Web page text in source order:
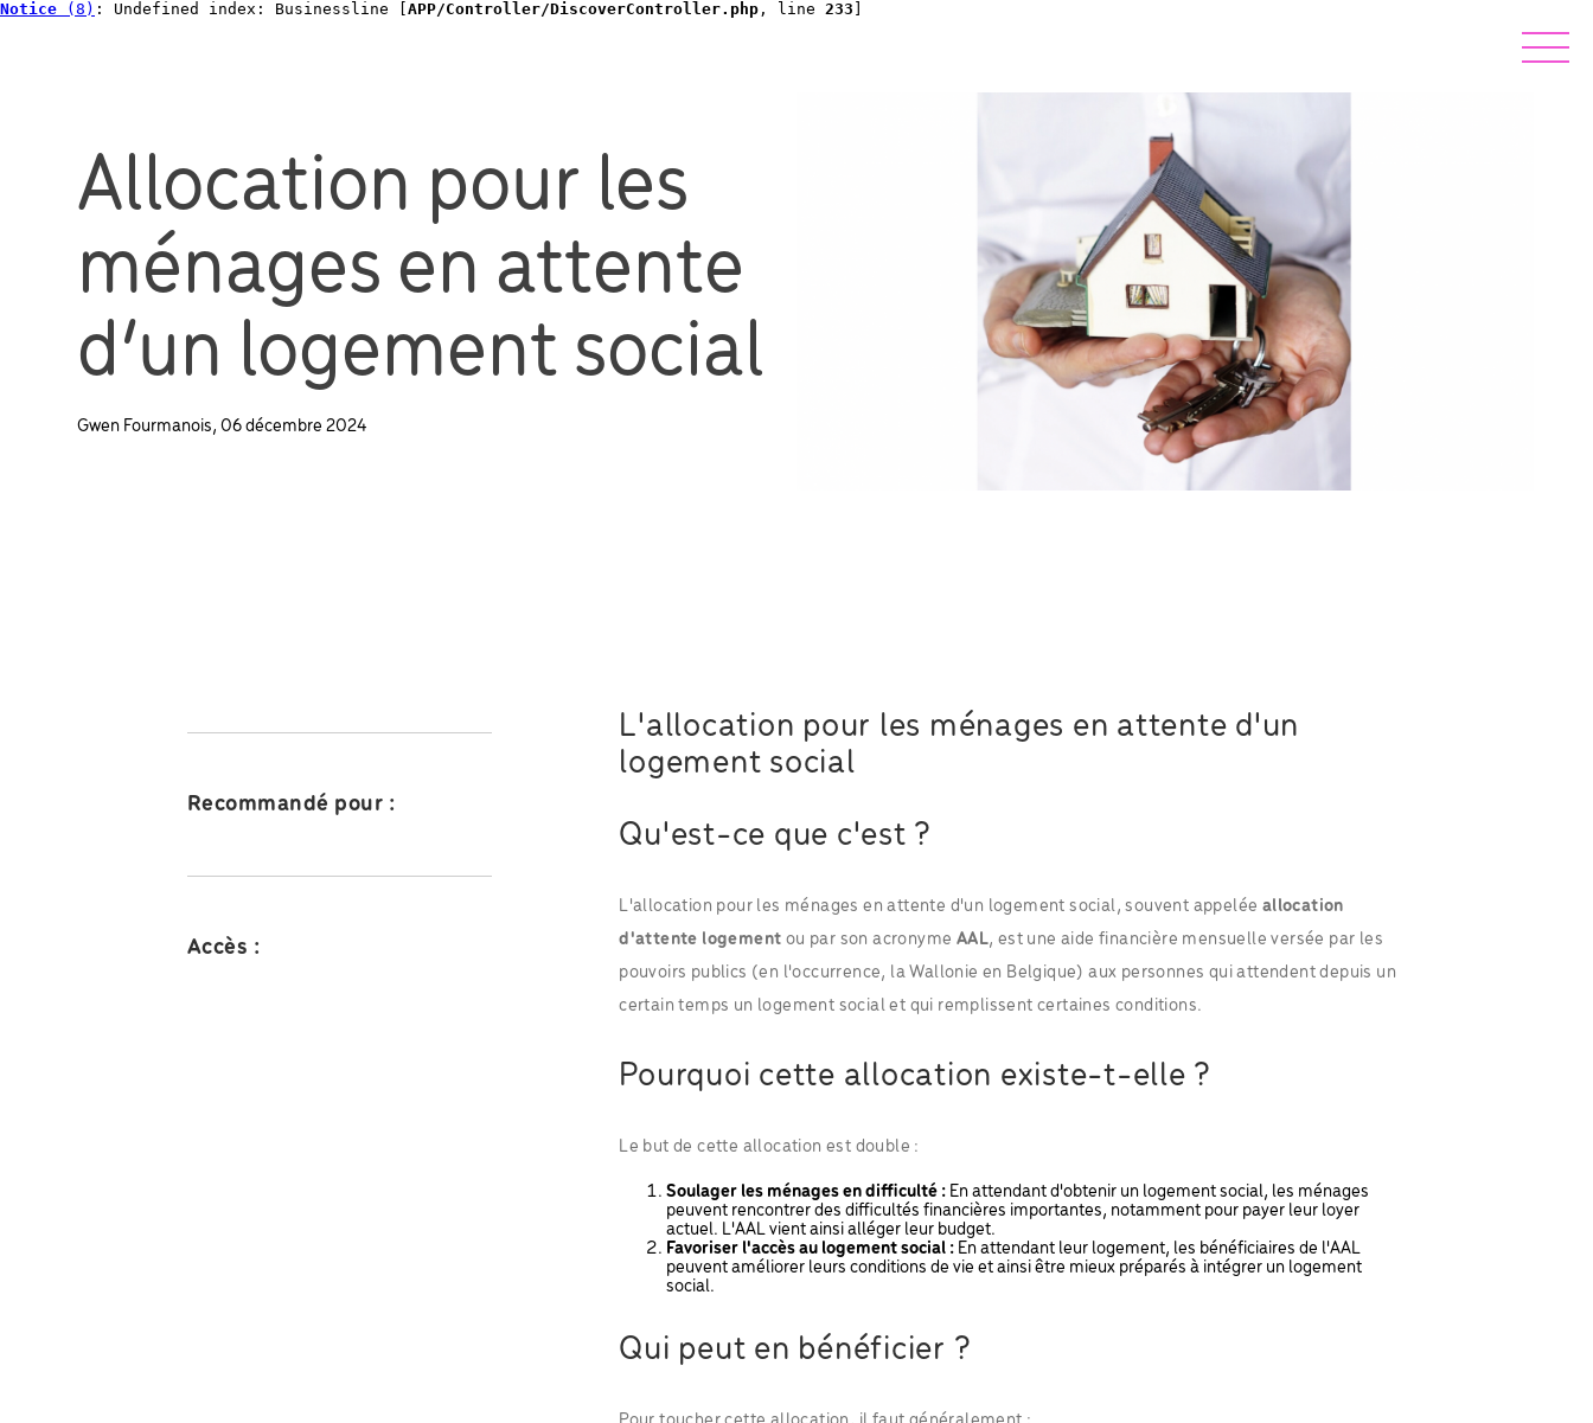
Notice (8) : Undefined index: Businessline [ APP/Controller/DiscoverController.php , line 233
Allocation pour les
ménages en attente
d’un logement social
Gwen Fourmanois, 06 décembre 2024
Recommandé pour :
Accès :
L'allocation pour les ménages en attente d'un
logement social
Qu'est-ce que c'est ?
L'allocation pour les ménages en attente d'un logement social, souvent appelée allocation
d'attente logement ou par son acronyme AAL, est une aide financière mensuelle versée par les
pouvoirs publics (en l'occurrence, la Wallonie en Belgique) aux personnes qui attendent depuis un
certain temps un logement social et qui remplissent certaines conditions.
Pourquoi cette allocation existe-t-elle ?
Le but de cette allocation est double :
Soulager les ménages en difficulté : En attendant d'obtenir un logement social, les ménages
peuvent rencontrer des difficultés financières importantes, notamment pour payer leur loyer
actuel. L'AAL vient ainsi alléger leur budget.
Favoriser l'accès au logement social : En attendant leur logement, les bénéficiaires de l'AAL
peuvent améliorer leurs conditions de vie et ainsi être mieux préparés à intégrer un logement
social.
Qui peut en bénéficier ?